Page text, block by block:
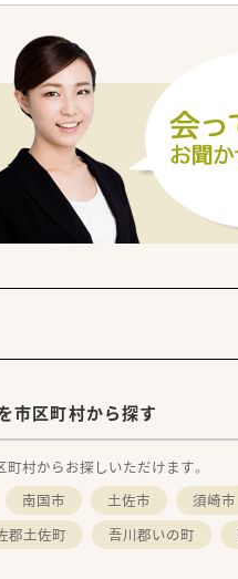
市区町村から探す
村からお探しいただけます。
南国市 土佐市 須崎市
郡土佐町 吾川郡いの町